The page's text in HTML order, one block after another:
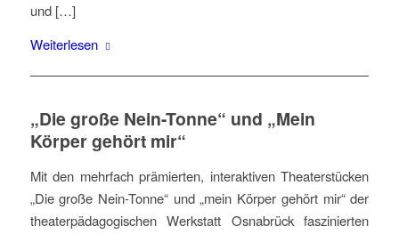
und […]
Weiterlesen
„Die große Nein-Tonne“ und „Mein
Körper gehört mir“
Mit den mehrfach prämierten, interaktiven Theaterstücken
„Die große Nein-Tonne“ und „mein Körper gehört mir“ der
theaterpädagogischen Werkstatt Osnabrück faszinierten